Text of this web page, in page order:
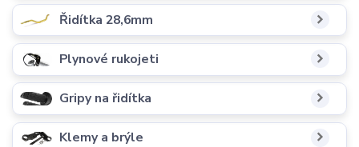
Řidítka 28,6mm
Plynové rukojeti
Gripy na řidítka
Klemy a brýle